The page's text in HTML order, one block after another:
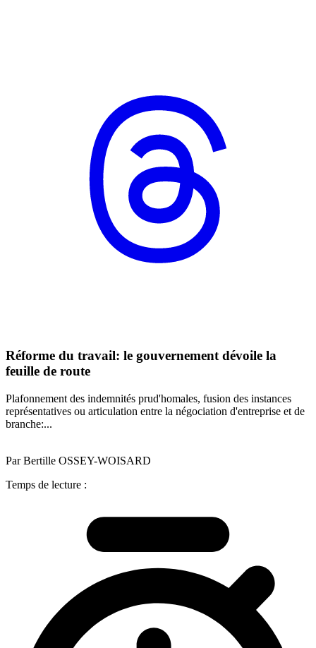
Réforme du travail: le gouvernement dévoile la
feuille de route
Plafonnement des indemnités prud'homales, fusion des instances
représentatives ou articulation entre la négociation d'entreprise et de
branche:...
Par Bertille OSSEY-WOISARD
Temps de lecture :